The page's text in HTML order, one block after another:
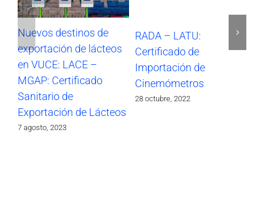
Nuevos destinos de
exportación de lácteos
en VUCE: LACE –
MGAP: Certificado
Sanitario de
Exportación de Lácteos
7 agosto, 2023
RADA – LATU:
Certificado de
Importación de
Cinemómetros
28 octubre, 2022